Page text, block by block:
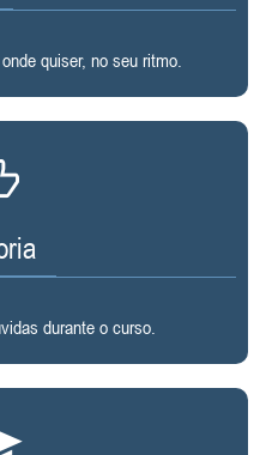
quiser, no seu ritmo.
durante o curso.